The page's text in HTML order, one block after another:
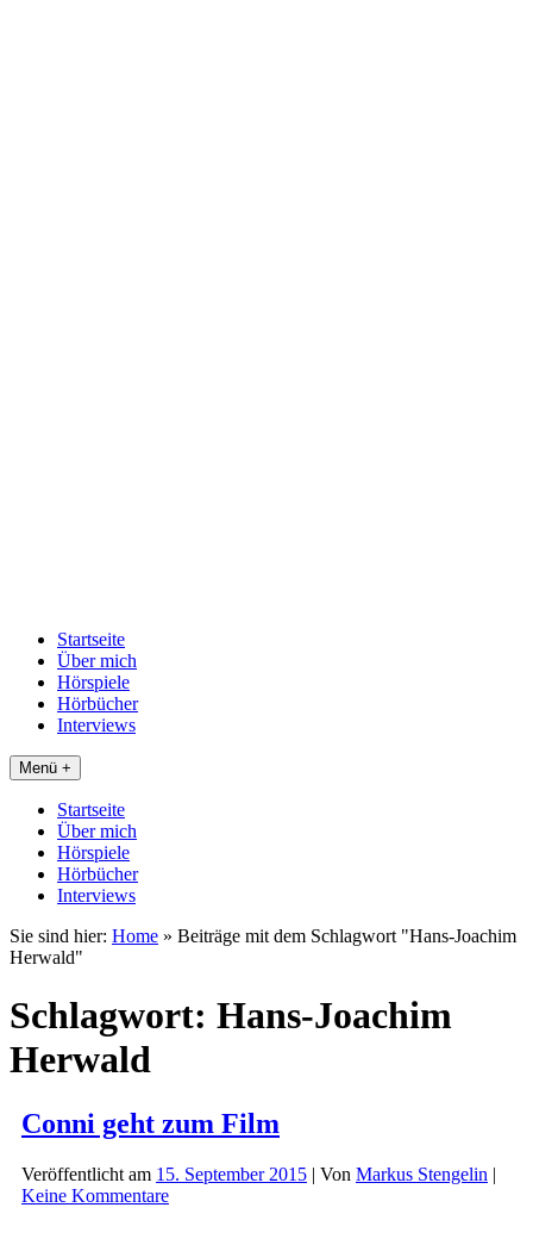
Startseite
Über mich
Hörspiele
Hörbücher
Interviews
Menü +
Startseite
Über mich
Hörspiele
Hörbücher
Interviews
Sie sind hier: Home » Beiträge mit dem Schlagwort "Hans-Joachim
Herwald"
Schlagwort: Hans-Joachim
Herwald
Conni geht zum Film
Veröffentlicht am 15. September 2015 | Von Markus Stengelin |
Keine Kommentare